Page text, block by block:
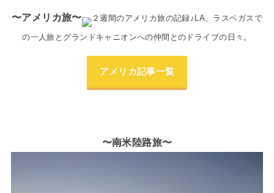
〜アメリカ旅〜 ２週間のアメリカ旅の記録♪LA、ラスベガスで
の一人旅とグランドキャニオンへの仲間とのドライブの日々。
アメリカ記事一覧
〜南米陸路旅〜